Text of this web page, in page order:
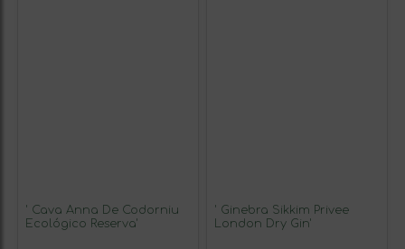
' Cava Anna De Codorniu
Ecológico Reserva'
' Ginebra Sikkim Privee
London Dry Gin'